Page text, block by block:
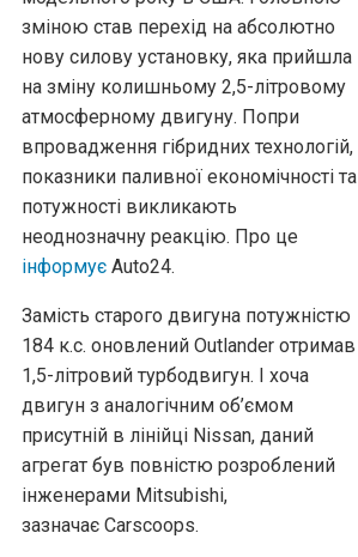
зміною став перехід на абсолютно
нову силову установку, яка прийшла
на зміну колишньому 2,5-літровому
атмосферному двигуну. Попри
впровадження гібридних технологій,
показники паливної економічності та
потужності викликають
неоднозначну реакцію. Про це
інформує Аuto24.
Замість старого двигуна потужністю
184 к.с. оновлений Outlander отримав
1,5-літровий турбодвигун. І хоча
двигун з аналогічним об’ємом
присутній в лінійці Nissan, даний
агрегат був повністю розроблений
інженерами Mitsubishi,
зазначає Carscoops.